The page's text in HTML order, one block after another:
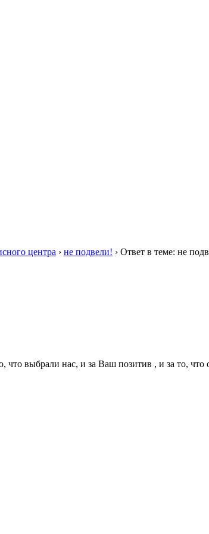
центра › не подвели! › Ответ в теме: не
выбрали нас, и за Ваш позитив , и за то,